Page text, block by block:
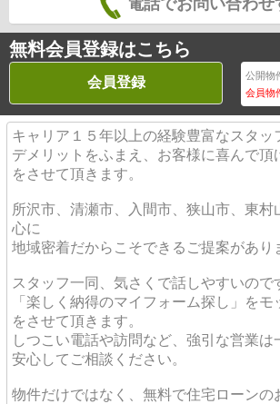
無料会員登録はこちら
会員登録 公開物
会員物
キャリア１５年以上の経験豊富なスタッ
デメリットをふまえ、お客様に喜んで頂
をさせて頂きます。
所沢市、清瀬市、入間市、狭山市、東村
心に
地域密着だからこそできるご提案があり
スタッフ一同、気さくで話しやすいので
「楽しく納得のマイフォーム探し」を
をさせて頂きます。
しつこい電話や訪問など、強引な営業は
安心してご相談ください。
物件だけではなく、無料で住宅ローンの